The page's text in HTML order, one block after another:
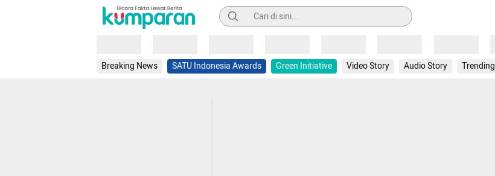
Pencarian
Breaking News SATU Indonesia Awards Green Initiative Video Story Audio Story Trending